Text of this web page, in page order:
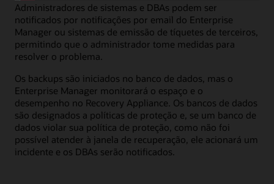
Administradores de sistemas e DBAs podem ser
notificados por notificações por email do Enterprise
Manager ou sistemas de emissão de tíquetes de terceiros,
permitindo que o administrador tome medidas para
resolver o problema.
Os backups são iniciados no banco de dados, mas o
Enterprise Manager monitorará o espaço e o
desempenho no Recovery Appliance. Os bancos de dados
são designados a políticas de proteção e, se um banco de
dados violar sua política de proteção, como não foi
possível atender à janela de recuperação, ele acionará um
incidente e os DBAs serão notificados.